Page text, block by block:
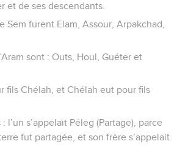
et de ses descendants.
Sem furent Elam, Assour, Arpakchad,
sont : Outs, Houl, Guéter et
fils Chélah, et Chélah eut pour fils
l’un s’appelait Péleg (Partage), parce
fut partagée, et son frère s’appelait